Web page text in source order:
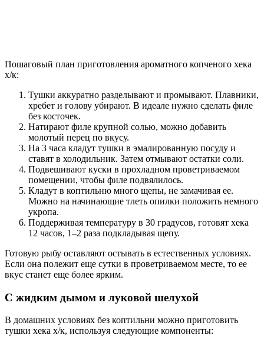
Пошаговый план приготовления ароматного копченого хека
х/к:
Тушки аккуратно разделывают и промывают. Плавники,
хребет и голову убирают. В идеале нужно сделать филе
без косточек.
Натирают филе крупной солью, можно добавить
молотый перец по вкусу.
На 3 часа кладут тушки в эмалированную посуду и
ставят в холодильник. Затем отмывают остатки соли.
Подвешивают куски в прохладном проветриваемом
помещении, чтобы филе подвялилось.
Кладут в коптильню много щепы, не замачивая ее.
Можно на начинающие тлеть опилки положить немного
укропа.
Поддерживая температуру в 30 градусов, готовят хека
12 часов, 1–2 раза подкладывая щепу.
Готовую рыбу оставляют остывать в естественных условиях.
Если она полежит еще сутки в проветриваемом месте, то ее
вкус станет еще более ярким.
С жидким дымом и луковой шелухой
В домашних условиях без коптильни можно приготовить
тушки хека х/к, используя следующие компоненты: